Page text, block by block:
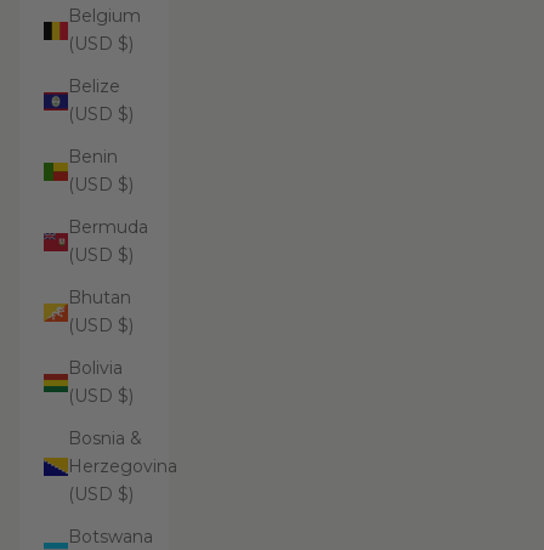
Belgium
(USD $)
Belize
(USD $)
Benin
(USD $)
Bermuda
(USD $)
Bhutan
(USD $)
Bolivia
(USD $)
Bosnia &
Herzegovina
(USD $)
Botswana